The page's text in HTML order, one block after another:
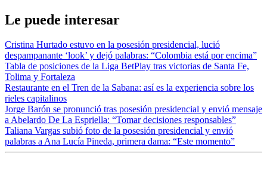
Le puede interesar
Cristina Hurtado estuvo en la posesión presidencial, lució
despampanante ‘look’ y dejó palabras: “Colombia está por encima”
Tabla de posiciones de la Liga BetPlay tras victorias de Santa Fe,
Tolima y Fortaleza
Restaurante en el Tren de la Sabana: así es la experiencia sobre los
rieles capitalinos
Jorge Barón se pronunció tras posesión presidencial y envió mensaje
a Abelardo De La Espriella: “Tomar decisiones responsables”
Taliana Vargas subió foto de la posesión presidencial y envió
palabras a Ana Lucía Pineda, primera dama: “Este momento”